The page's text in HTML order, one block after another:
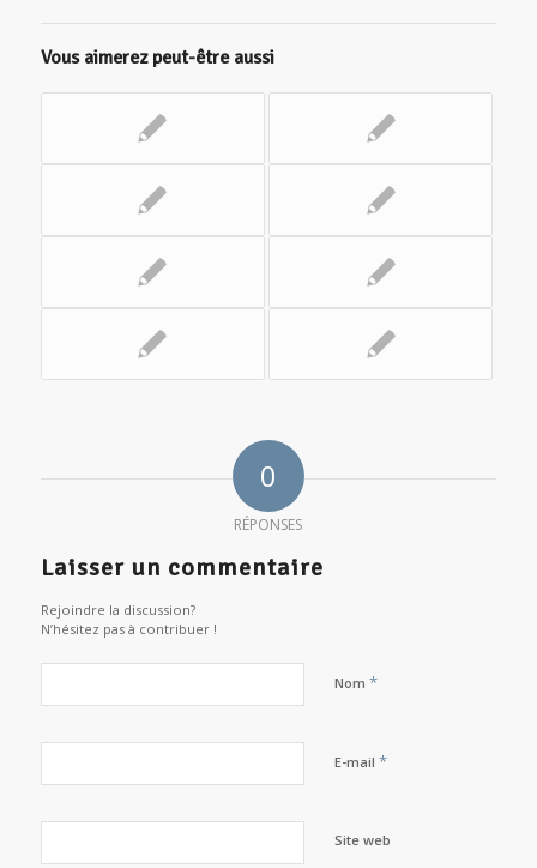
Vous aimerez peut-être aussi
0
RÉPONSES
Laisser un commentaire
Rejoindre la discussion?
N’hésitez pas à contribuer !
Nom *
E-mail *
Site web